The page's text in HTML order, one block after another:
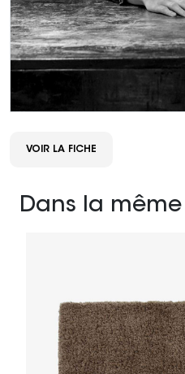
VOIR LA FICHE
Dans la